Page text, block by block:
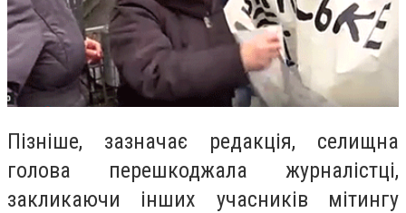
Пізніше, зазначає редакція, селищна
голова перешкоджала журналістці,
закликаючи інших учасників мітингу